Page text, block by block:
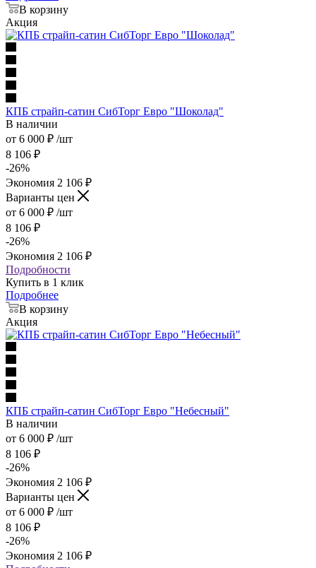
В корзину
Акция
КПБ страйп-сатин СибТорг Евро "Шоколад"
В наличии
от 6 000 ₽ /шт
8 106 ₽
-26%
Экономия 2 106 ₽
Варианты цен
от 6 000 ₽ /шт
8 106 ₽
-26%
Экономия 2 106 ₽
Подробности
Купить в 1 клик
Подробнее
В корзину
Акция
КПБ страйп-сатин СибТорг Евро "Небесный"
В наличии
от 6 000 ₽ /шт
8 106 ₽
-26%
Экономия 2 106 ₽
Варианты цен
от 6 000 ₽ /шт
8 106 ₽
-26%
Экономия 2 106 ₽